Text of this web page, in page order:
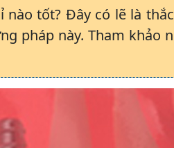
tốt? Đây có lẽ là
pháp này. Tham khảo